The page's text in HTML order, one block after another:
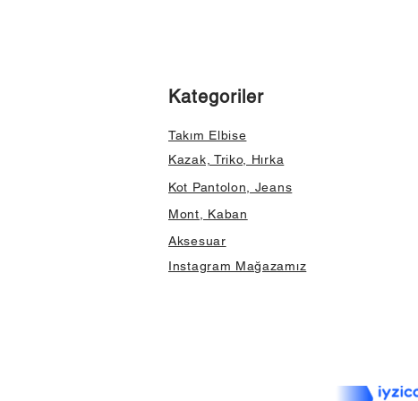
Kategoriler
Takım Elbise
Kazak, Triko, Hırka
Kot Pantolon, Jeans
Mont, Kaban
Aksesuar
Instagram Mağazamız